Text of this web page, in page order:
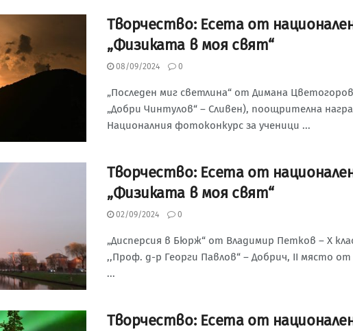
Tворчество: Есета от
„Физиката в моя свят“
08/09/2024 0
„Последен миг светлина“ от Димана
„Добри Чинтулов“ – Сливен), поощрителна
Националния фотоконкурс за ученици ...
Tворчество: Есета от
„Физиката в моя свят“
02/09/2024 0
„Дисперсия в Бюрж“ от Владимир Петков – Х
,,Проф. д-р Георги Павлов“ – Добрич, II място
...
Tворчество: Есета от